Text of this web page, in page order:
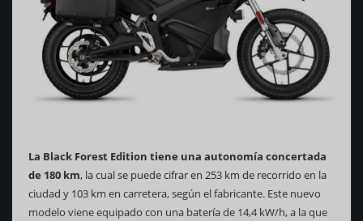
La Black Forest Edition tiene una autonomía concertada
de 180 km, la cual se puede cifrar en 253 km de recorrido en la
ciudad y 103 km en carretera, según el fabricante. Este nuevo
modelo viene equipado con una batería de 14,4 kW/h, a la que